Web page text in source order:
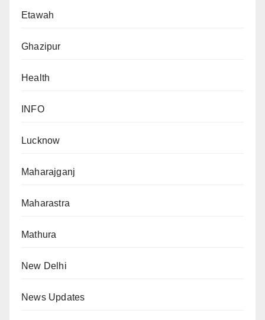
Etawah
Ghazipur
Health
INFO
Lucknow
Maharajganj
Maharastra
Mathura
New Delhi
News Updates